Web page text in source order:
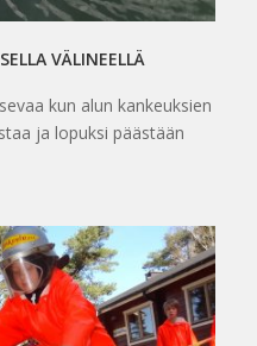
VÄLINEELLÄ
kun alun kankeuksien
ja lopuksi päästään